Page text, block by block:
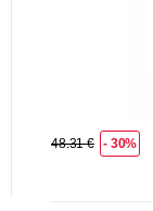
48.31 € - 30%